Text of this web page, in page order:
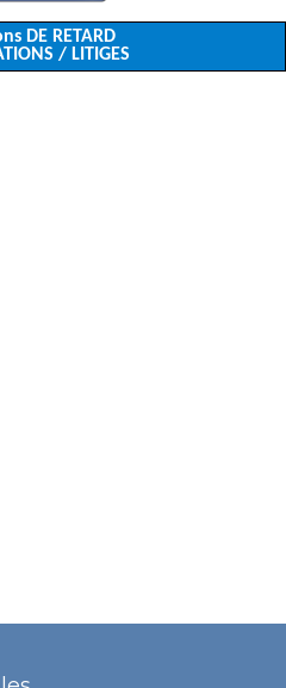
DE RETARD
/ LITIGES